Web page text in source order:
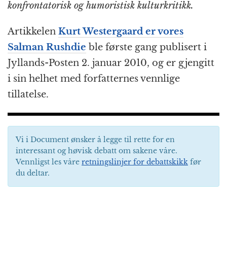
konfrontatorisk og humoristisk kulturkritikk.
Artikkelen Kurt Westergaard er vores
Salman Rushdie ble første gang publisert i
Jyllands-Posten 2. januar 2010, og er gjengitt
i sin helhet med forfatternes vennlige
tillatelse.
Vi i Document ønsker å legge til rette for en
interessant og høvisk debatt om sakene våre.
Vennligst les våre retningslinjer for debattskikk før
du deltar.